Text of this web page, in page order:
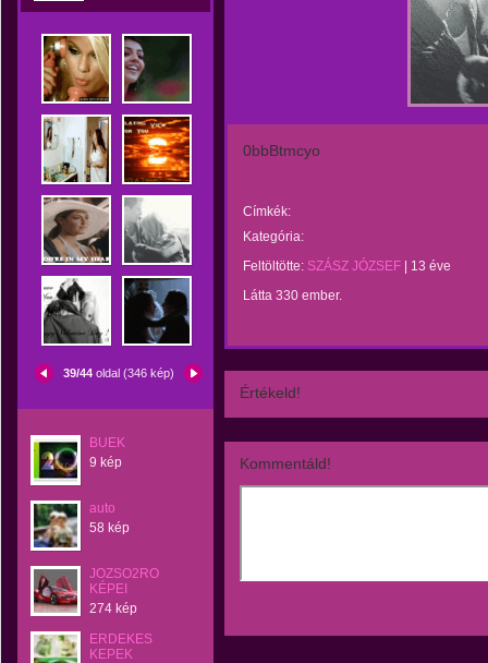
39/44 oldal (346 kép)
BUEK
9 kép
auto
58 kép
JOZSO2RO
KÉPEI
274 kép
ERDEKES
KEPEK
0bbBtmcyo
Címkék:
Kategória:
Feltöltötte: SZÁSZ JÓZSEF
13 éve
Látta 330 ember.
Értékeld!
Kommentáld!